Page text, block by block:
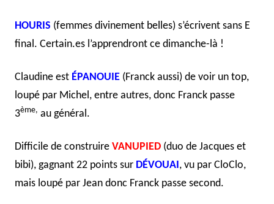
HOURIS (femmes divinement belles) s’écrivent sans E
final. Certain.es l’apprendront ce dimanche-là !
Claudine est ÉPANOUIE (Franck aussi) de voir un top,
loupé par Michel, entre autres, donc Franck passe
3ème, au général.
Difficile de construire VANUPIED (duo de Jacques et
bibi), gagnant 22 points sur DÉVOUAI, vu par CloClo,
mais loupé par Jean donc Franck passe second.